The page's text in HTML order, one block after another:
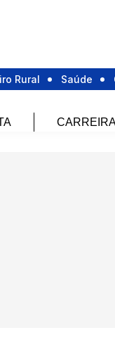
Rural Saúde